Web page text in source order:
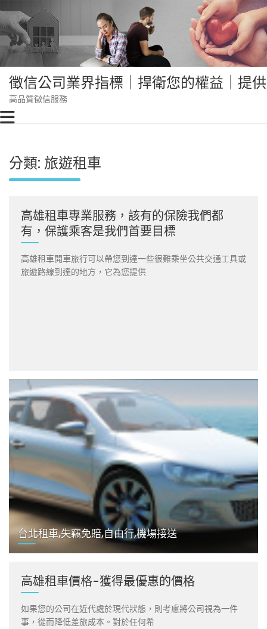
to
content
徵信公司業界指標｜捍衛您的權益｜提
高品質徵信服務
分類: 旅遊租車
高雄租車專業服務，該有的保險我們都
有，保護乘客是我們首要目標
高雄租車開車旅行可以帶您到達一些很難乘坐公共交通工具或
旅遊路線到達的地方，它為您提供
台北租車,失竊免賠,自由行,機場接送
高雄租車價格-獲得最優惠的價格
如果您的公司在近代處於現代狀態，則考慮將公司視為一件
事，從而降低差旅成本。對於任何希